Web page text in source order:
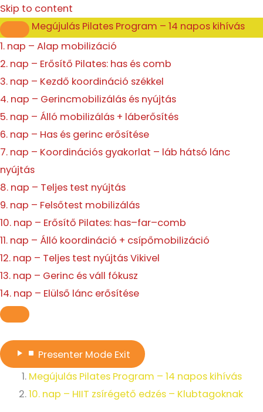
Skip to content
Megújulás Pilates Program – 14 napos kihívás
1. nap – Alap mobilizáció
2. nap – Erősítő Pilates: has és comb
3. nap – Kezdő koordináció székkel
4. nap – Gerincmobilizálás és nyújtás
5. nap – Álló mobilizálás + láberősítés
6. nap – Has és gerinc erősítése
7. nap – Koordinációs gyakorlat – láb hátsó lánc
nyújtás
8. nap – Teljes test nyújtás
9. nap – Felsőtest mobilizálás
10. nap – Erősítő Pilates: has–far–comb
11. nap – Álló koordináció + csípőmobilizáció
12. nap – Teljes test nyújtás Vikivel
13. nap – Gerinc és váll fókusz
14. nap – Elülső lánc erősítése
Enter
Presenter Mode Exit
Presenter
Mode
Megújulás Pilates Program – 14 napos kihívás
10. nap – HIIT zsírégető edzés – Klubtagoknak